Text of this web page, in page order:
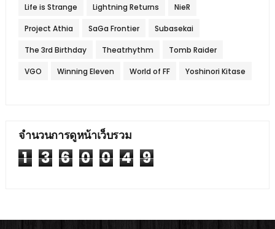
Life is Strange Lightning Returns NieR
Project Athia SaGa Frontier Subasekai
The 3rd Birthday Theatrhythm Tomb Raider
VGO Winning Eleven World of FF Yoshinori Kitase
จำนวนการดูหน้าเว็บรวม
1 3 6 0 0 4 9